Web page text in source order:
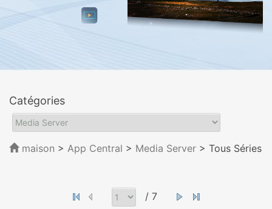
Catégories
maison > App Central > Media Server > Tous Séries
/ 7